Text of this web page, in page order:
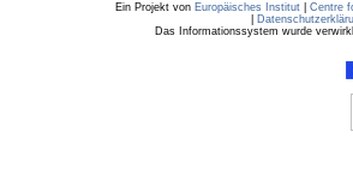
Ein Projekt von Europäisches Institut
Centre
Das Informationssystem wurde